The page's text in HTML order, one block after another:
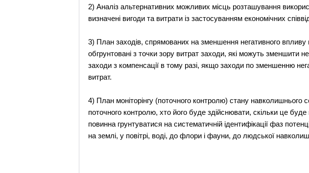
2) Аналіз альтернативних можливих місць розташування
визначені вигоди та витрати із застосуванням економічних
3) План заходів, спрямованих на зменшення негативного
обгрунтовані з точки зору витрат заходи, які можуть зменшити
заходи з компенсації в тому разі, якщо заходи по зменшенню
витрат.
4) План моніторінгу (поточного контролю) стану навколишнього
поточного контролю, хто його буде здійснювати, скільки це
повинна грунтуватися на систематичній ідентифікації фаз
на землі, у повітрі, воді, до флори і фауни, до людської